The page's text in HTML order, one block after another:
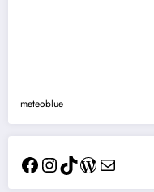
meteoblue
Facebook
Instagram
TikTok
WordPress
Mail